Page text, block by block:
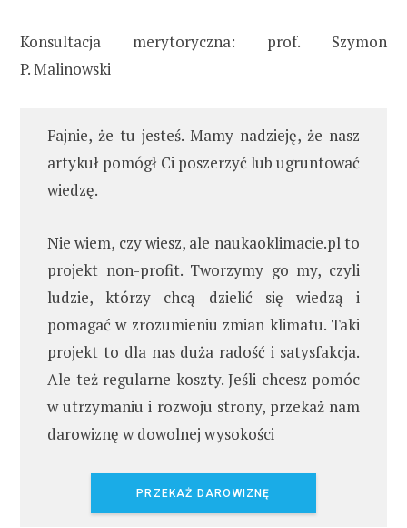
Konsultacja merytoryczna: prof. Szymon
P. Malinowski
Fajnie, że tu jesteś. Mamy nadzieję, że nasz
artykuł pomógł Ci poszerzyć lub ugruntować
wiedzę.
Nie wiem, czy wiesz, ale naukaoklimacie.pl to
projekt non-profit. Tworzymy go my, czyli
ludzie, którzy chcą dzielić się wiedzą i
pomagać w zrozumieniu zmian klimatu. Taki
projekt to dla nas duża radość i satysfakcja.
Ale też regularne koszty. Jeśli chcesz pomóc
w utrzymaniu i rozwoju strony, przekaż nam
darowiznę w dowolnej wysokości
PRZEKAŻ DAROWIZNĘ